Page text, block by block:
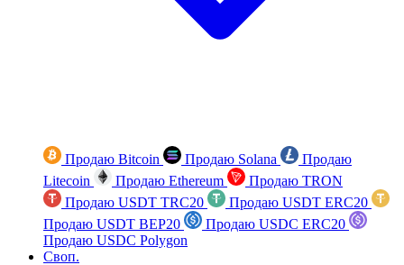
Продаю Bitcoin Продаю Solana
Продаю
Litecoin
Продаю Ethereum
Продаю TRON
Продаю USDT TRC20
Продаю USDT ERC20
Продаю USDT BEP20
Продаю USDC ERC20
Продаю USDC Polygon
Своп.